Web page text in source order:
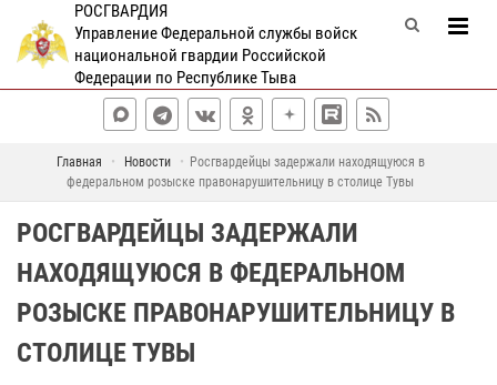
РОСГВАРДИЯ
Управление Федеральной службы войск
национальной гвардии Российской
Федерации по Республике Тыва
Главная Новости
Росгвардейцы задержали находящуюся в
федеральном розыске правонарушительницу в столице Тувы
РОСГВАРДЕЙЦЫ ЗАДЕРЖАЛИ
НАХОДЯЩУЮСЯ В ФЕДЕРАЛЬНОМ
РОЗЫСКЕ ПРАВОНАРУШИТЕЛЬНИЦУ В
СТОЛИЦЕ ТУВЫ